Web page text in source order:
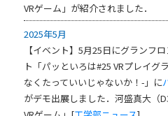
VRゲーム」が紹介されました．
2025年5月
【イベント】5月25日にグランフ
ト「パッといろは#25 VRプレイグ
なくたっていいじゃないか！- 」に
がデモ出展しました．河盛真大（